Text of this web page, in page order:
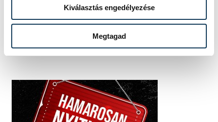
Kiválasztás engedélyezése
Megtagad